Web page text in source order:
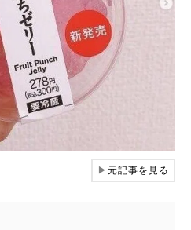
▶元記事を見る